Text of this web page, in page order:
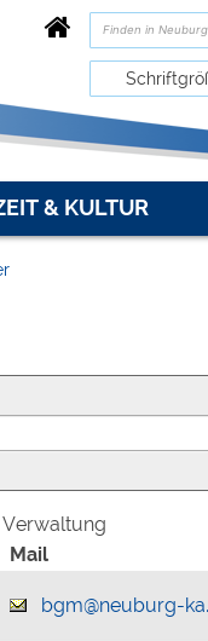
& KULTUR
Mail
bgm@neuburg-